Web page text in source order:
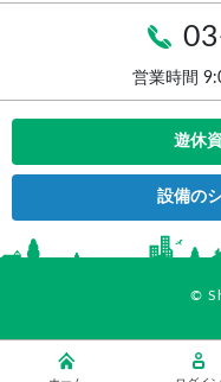
営業時間
遊休
設備の
©